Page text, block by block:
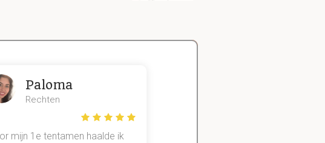
Paloma
Rechten
mijn 1e tentamen haalde ik